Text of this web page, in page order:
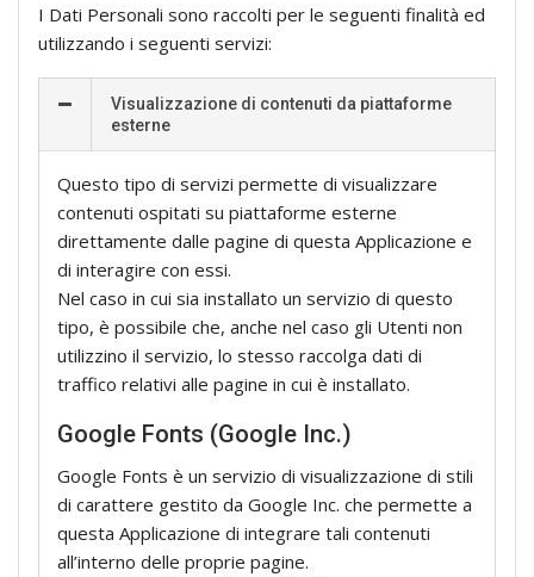
I Dati Personali sono raccolti per le seguenti finalità ed
utilizzando i seguenti servizi:
Visualizzazione di contenuti da piattaforme
esterne
Questo tipo di servizi permette di visualizzare
contenuti ospitati su piattaforme esterne
direttamente dalle pagine di questa Applicazione e
di interagire con essi.
Nel caso in cui sia installato un servizio di questo
tipo, è possibile che, anche nel caso gli Utenti non
utilizzino il servizio, lo stesso raccolga dati di
traffico relativi alle pagine in cui è installato.
Google Fonts (Google Inc.)
Google Fonts è un servizio di visualizzazione di stili
di carattere gestito da Google Inc. che permette a
questa Applicazione di integrare tali contenuti
all’interno delle proprie pagine.